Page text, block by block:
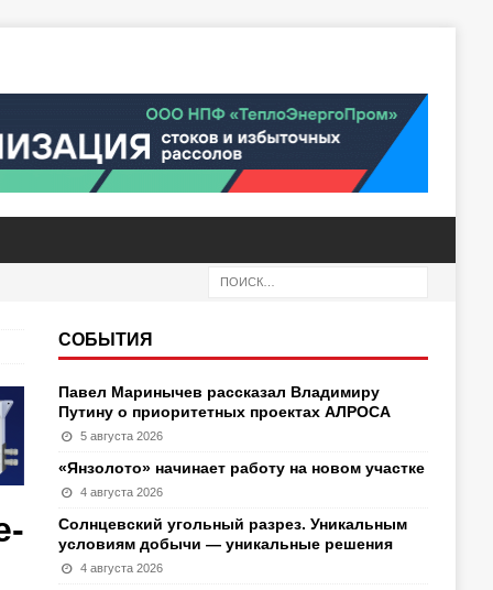
СОБЫТИЯ
Павел Маринычев рассказал Владимиру
Путину о приоритетных проектах АЛРОСА
5 августа 2026
«Янзолото» начинает работу на новом участке
4 августа 2026
Солнцевский угольный разрез. Уникальным
условиям добычи — уникальные решения
4 августа 2026